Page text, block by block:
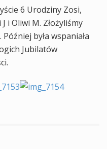
6 Urodziny Zosi,
i Oliwi M. Złożyliśmy
była wspaniała
Jubilatów